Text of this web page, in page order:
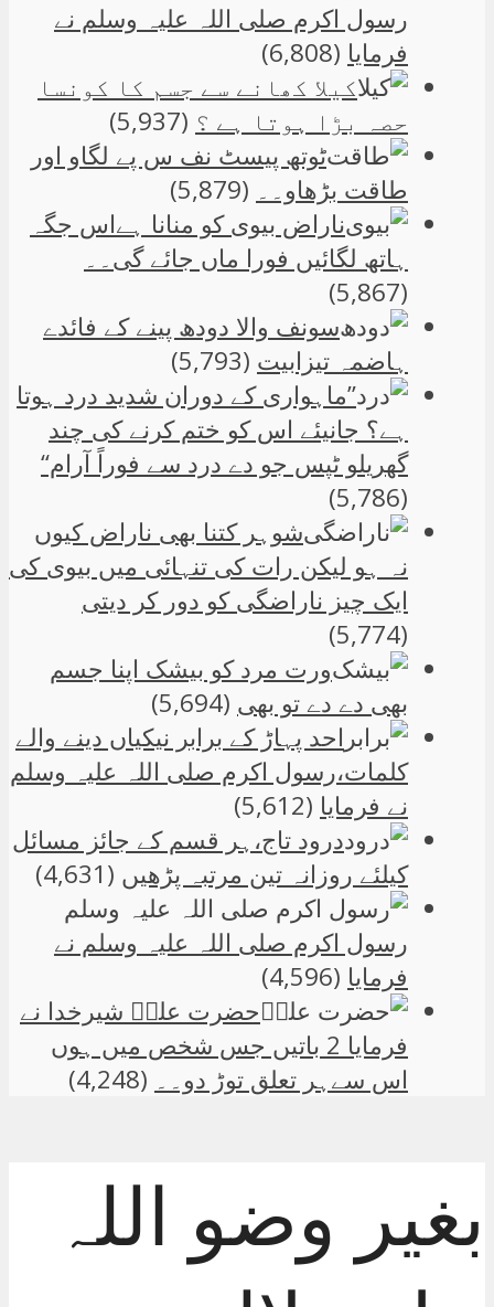
رسول اکرم صلی اللہ علیہ وسلم نے
فرمایا (6,808)
کیلا کھانے سے جسم کا کونسا
حصہ بڑا ہوتا ہے ؟ (5,937)
ٹوتھ پیسٹ نف س پے لگاو اور
طاقت بڑھاو۔۔ (5,879)
ناراض بیوی کو منانا ہےاس جگہ
ہاتھ لگائیں فورا ماں جائے گی۔۔
(5,867)
سونف والا دودھ پینے کے فائدے
ہاضمہ تیزابیت (5,793)
”ماہواری کے دوران شدید درد ہوتا
ہے؟ جانیئے اس کو ختم کرنے کی چند
گھریلو ٹپس جو دے درد سے فوراً آرام“
(5,786)
شوہر کتنا بھی ناراض کیوں
نہ ہو لیکن رات کی تنہائی میں بیوی کی
ایک چیز ناراضگی کو دور کر دیتی
(5,774)
ورت مرد کو بیشک اپنا جسم
بھی دے دے تو بھی (5,694)
احد پہاڑ کے برابر نیکیاں دینے والے
کلمات،رسول اکرم صلی اللہ علیہ وسلم
نے فرمایا (5,612)
درود تاج،ہر قسم کے جائز مسائل
کیلئے روزانہ تین مرتبہ پڑھیں (4,631)
رسول اکرم صلی اللہ علیہ وسلم نے
فرمایا (4,596)
حضرت علیؑ شیرخدا نے
فرمایا 2 باتیں جس شخص میں ہوں
اس سےہر تعلق توڑ دو۔۔ (4,248)
بغیر وضو اللہ